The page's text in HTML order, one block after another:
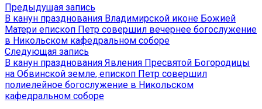
Навигация
по
записям
Предыдущая запись
запись:
В канун празднования Владимирской иконе Божией
Матери епископ Петр совершил вечернее богослужение
в Никольском кафедральном соборе
Следующая запись
запись:
В канун празднования Явления Пресвятой Богородицы
на Обвинской земле, епископ Петр совершил
полиелейное богослужение в Никольском
кафедральном соборе